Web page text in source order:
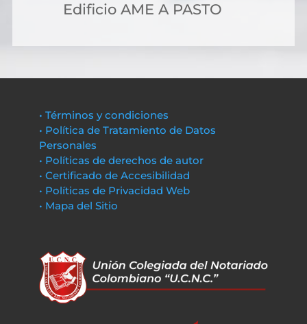
Edificio AME A PASTO
• Términos y condiciones
• Política de Tratamiento de Datos
Personales
• Políticas de derechos de autor
• Certificado de Accesibilidad
• Políticas de Privacidad Web
• Mapa del Sitio